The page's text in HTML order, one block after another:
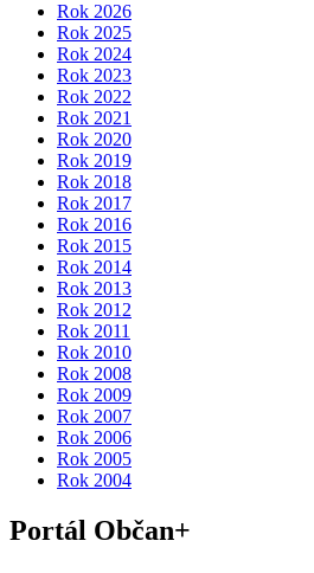
Rok 2026
Rok 2025
Rok 2024
Rok 2023
Rok 2022
Rok 2021
Rok 2020
Rok 2019
Rok 2018
Rok 2017
Rok 2016
Rok 2015
Rok 2014
Rok 2013
Rok 2012
Rok 2011
Rok 2010
Rok 2008
Rok 2009
Rok 2007
Rok 2006
Rok 2005
Rok 2004
Portál Občan+